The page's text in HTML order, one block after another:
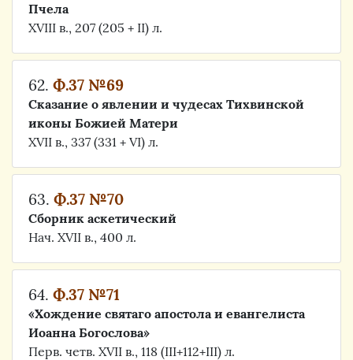
Пчела
XVIII в., 207 (205 + II) л.
62. Ф.37 №69
Сказание о явлении и чудесах Тихвинской
иконы Божией Матери
XVII в., 337 (331 + VI) л.
63. Ф.37 №70
Сборник аскетический
Нач. XVII в., 400 л.
64. Ф.37 №71
«Хождение святаго апостола и евангелиста
Иоанна Богослова»
Перв. четв. XVII в., 118 (III+112+III) л.